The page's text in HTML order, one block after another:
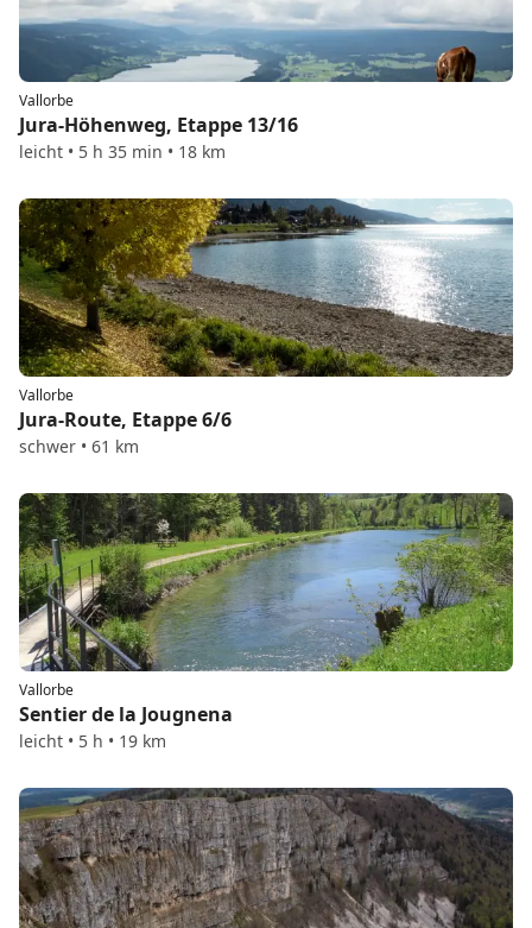
Vallorbe
Jura-Höhenweg, Etappe 13/16
leicht • 5 h 35 min • 18 km
Vallorbe
Jura-Route, Etappe 6/6
schwer • 61 km
Vallorbe
Sentier de la Jougnena
leicht • 5 h • 19 km